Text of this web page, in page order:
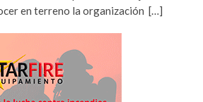
en terreno la organización […]